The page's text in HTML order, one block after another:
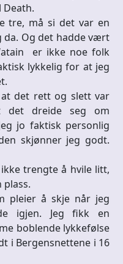
Death.
tre, må si det var en
da. Og det hadde vært
er ikke noe folk
lykkelig for at jeg
at det rett og slett var
dreide seg om
jo faktisk personlig
skjønner jeg godt.
trengte å hvile litt,
pleier å skje når jeg
igjen. Jeg fikk en
boblende lykkefølse
i Bergensnettene i 16